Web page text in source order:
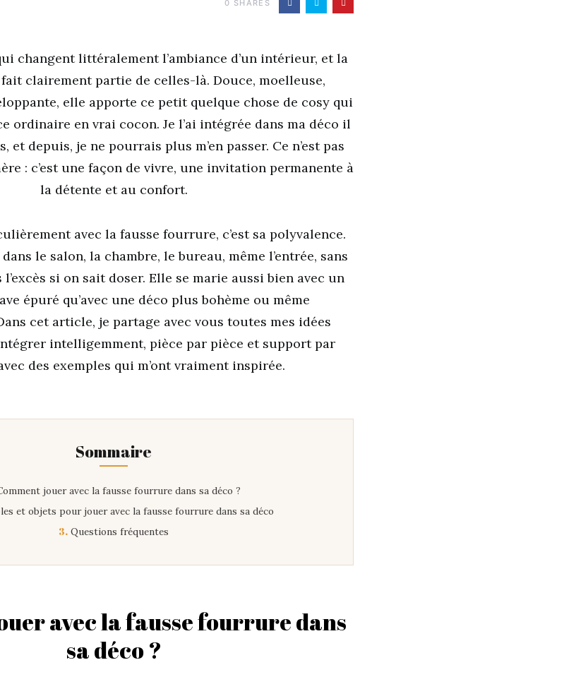
0 SHARES
changent littéralement l’ambiance d’un intérieur, et la
fait clairement partie de celles-là. Douce, moelleuse,
elle apporte ce petit quelque chose de cosy qui
ordinaire en vrai cocon. Je l’ai intégrée dans ma déco il
et depuis, je ne pourrais plus m’en passer. Ce n’est pas
: c’est une façon de vivre, une invitation permanente à
la détente et au confort.
avec la fausse fourrure, c’est sa polyvalence.
le salon, la chambre, le bureau, même l’entrée, sans
si on sait doser. Elle se marie aussi bien avec un
épuré qu’avec une déco plus bohème ou même
cet article, je partage avec vous toutes mes idées
intelligemment, pièce par pièce et support par
des exemples qui m’ont vraiment inspirée.
Sommaire
jouer avec la fausse fourrure dans sa déco ?
et objets pour jouer avec la fausse fourrure dans sa déco
3. Questions fréquentes
avec la fausse fourrure dans
sa déco ?